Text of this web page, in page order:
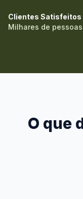
Clientes Satisfeitos
Milhares de
O que